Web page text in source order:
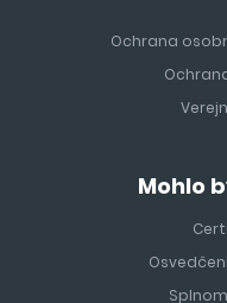
. Leží v
ostrov je 110 km, a
preskúmať či už autom
Jeho najväčším a
ideálnou voľbou pre
plážam s krištáľovo
Ochrana
Mohlo